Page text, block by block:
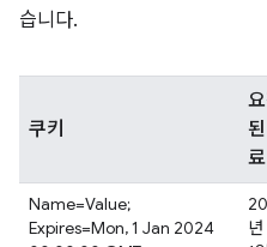
습니다.
쿠키
료
Name=Value;
Expires=Mon, 1 Jan 2024
년